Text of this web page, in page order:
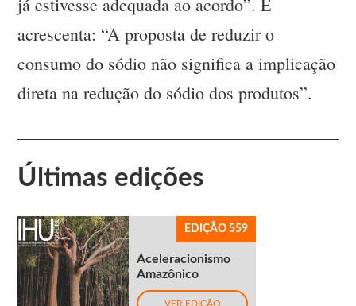
já estivesse adequada ao acordo”. E
acrescenta: “A proposta de reduzir o
consumo do sódio não significa a implicação
direta na redução do sódio dos produtos”.
Últimas edições
EDIÇÃO 559
Aceleracionismo
Amazônico
VER EDIÇÃO